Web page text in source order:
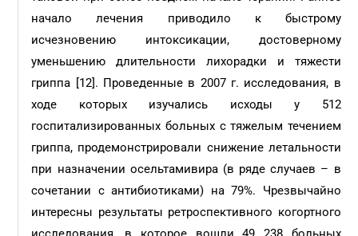
начало лечения приводило к быстрому
исчезновению интоксикации, достоверному
уменьшению длительности лихорадки и тяжести
гриппа [12]. Проведенные в 2007 г. исследования, в
ходе которых изучались исходы у 512
госпитализированных больных с тяжелым течением
гриппа, продемонстрировали снижение летальности
при назначении осельтамивира (в ряде случаев – в
сочетании с антибиотиками) на 79%. Чрезвычайно
интересны результаты ретроспективного когортного